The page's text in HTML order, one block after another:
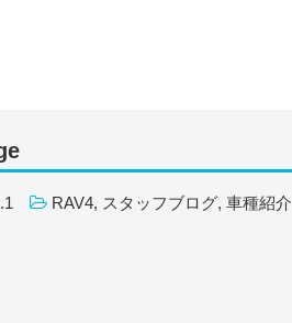
RAV4, スタッフブログ, 車種紹介